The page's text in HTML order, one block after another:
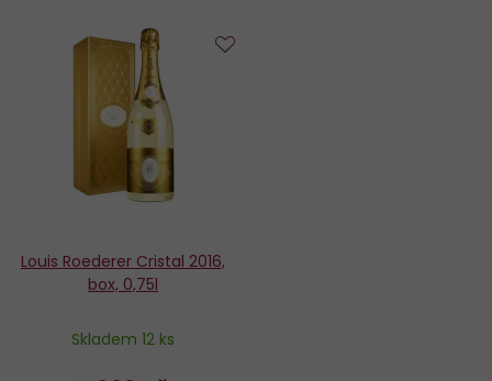
Louis Roederer Cristal 2016,
box, 0,75l
Skladem 12 ks